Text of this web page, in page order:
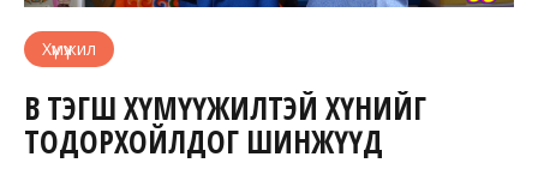
Хүмүүжил
ӨВ ТЭГШ ХҮМҮҮЖИЛТЭЙ ХҮНИЙГ
ТОДОРХОЙЛДОГ ШИНЖҮҮД